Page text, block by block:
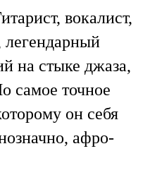
вокалист,
легендарный
на стыке джаза,
самое точное
он себя
афро-